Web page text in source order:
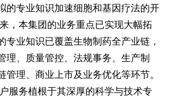
的专业知识加速细胞和基因疗法的开
，本集团的业务重点已实现大幅拓
专业知识已覆盖生物制药全产业链，
理、质量管控、法规事务、生产制
管理、商业上市及业务优化等环节。
服务植根于其深厚的科学与技术专